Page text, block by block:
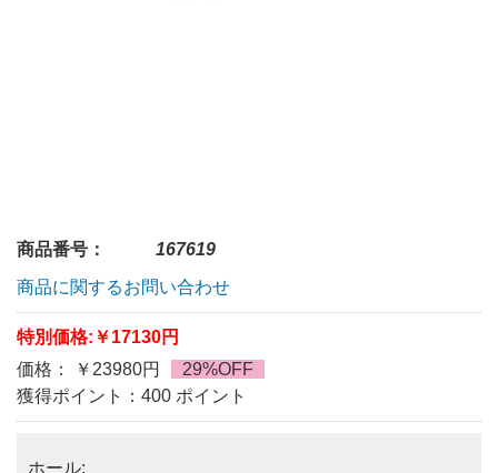
商品番号：
167619
商品に関するお問い合わせ
特別価格: ￥17130円
価格： ￥23980円
29%OFF
獲得ポイント：400 ポイント
ホール: